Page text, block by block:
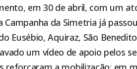
em 30 de abril, com um
Campanha da Simetria já
Eusébio, Aquiraz, São
um vídeo de apoio pelos